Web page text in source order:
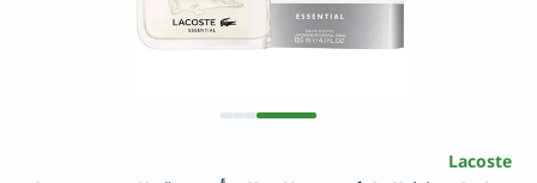
Lacoste